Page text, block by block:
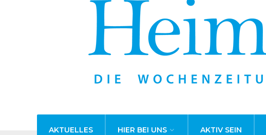
AKTUELLES HIER BEI UNS AKTIV SEIN